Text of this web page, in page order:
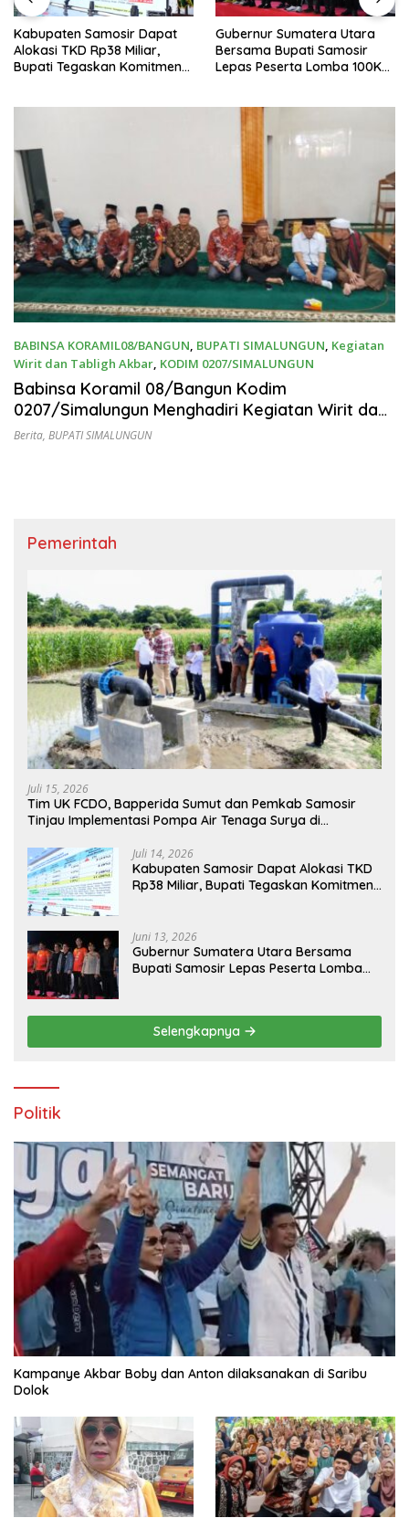
Kabupaten Samosir Dapat
Alokasi TKD Rp38 Miliar,
Bupati Tegaskan Komitmen
Gubernur Sumatera Utara
Bersama Bupati Samosir
Lepas Peserta Lomba 100K
BABINSA KORAMIL08/BANGUN, BUPATI SIMALUNGUN, Kegiatan
Wirit dan Tabligh Akbar, KODIM 0207/SIMALUNGUN
Mei 25, 2025
Babinsa Koramil 08/Bangun Kodim
0207/Simalungun Menghadiri Kegiatan Wirit dan
Tabligh Akbar Bersama Bupati Simalungun
Berita, BUPATI SIMALUNGUN
Pemerintah
Juli 15, 2026
Tim UK FCDO, Bapperida Sumut dan Pemkab Samosir
Tinjau Implementasi Pompa Air Tenaga Surya di
Juli 14, 2026
Kabupaten Samosir Dapat Alokasi TKD
Rp38 Miliar, Bupati Tegaskan Komitmen
Juni 13, 2026
Gubernur Sumatera Utara Bersama
Bupati Samosir Lepas Peserta Lomba
Selengkapnya
Politik
Kampanye Akbar Boby dan Anton dilaksanakan di Saribu
Dolok